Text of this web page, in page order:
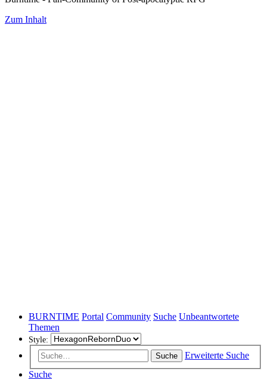
Zum Inhalt
BURNTIME Portal Community Suche Unbeantwortete
Themen
Style:
Suche
Erweiterte Suche
Suche